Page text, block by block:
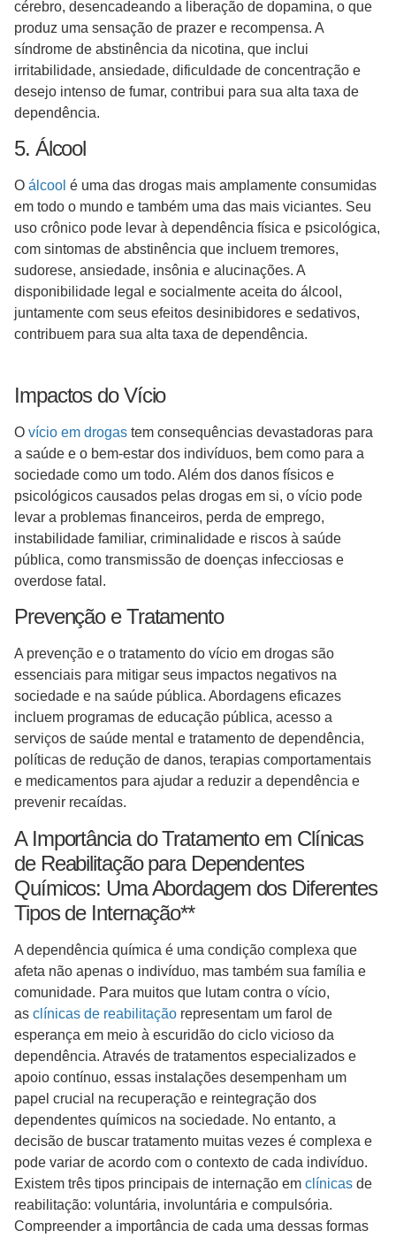
cérebro, desencadeando a liberação de dopamina, o que
produz uma sensação de prazer e recompensa. A
síndrome de abstinência da nicotina, que inclui
irritabilidade, ansiedade, dificuldade de concentração e
desejo intenso de fumar, contribui para sua alta taxa de
dependência.
5. Álcool
O álcool é uma das drogas mais amplamente consumidas
em todo o mundo e também uma das mais viciantes. Seu
uso crônico pode levar à dependência física e psicológica,
com sintomas de abstinência que incluem tremores,
sudorese, ansiedade, insônia e alucinações. A
disponibilidade legal e socialmente aceita do álcool,
juntamente com seus efeitos desinibidores e sedativos,
contribuem para sua alta taxa de dependência.
Impactos do Vício
O vício em drogas tem consequências devastadoras para
a saúde e o bem-estar dos indivíduos, bem como para a
sociedade como um todo. Além dos danos físicos e
psicológicos causados pelas drogas em si, o vício pode
levar a problemas financeiros, perda de emprego,
instabilidade familiar, criminalidade e riscos à saúde
pública, como transmissão de doenças infecciosas e
overdose fatal.
Prevenção e Tratamento
A prevenção e o tratamento do vício em drogas são
essenciais para mitigar seus impactos negativos na
sociedade e na saúde pública. Abordagens eficazes
incluem programas de educação pública, acesso a
serviços de saúde mental e tratamento de dependência,
políticas de redução de danos, terapias comportamentais
e medicamentos para ajudar a reduzir a dependência e
prevenir recaídas.
A Importância do Tratamento em Clínicas
de Reabilitação para Dependentes
Químicos: Uma Abordagem dos Diferentes
Tipos de Internação**
A dependência química é uma condição complexa que
afeta não apenas o indivíduo, mas também sua família e
comunidade. Para muitos que lutam contra o vício,
as clínicas de reabilitação representam um farol de
esperança em meio à escuridão do ciclo vicioso da
dependência. Através de tratamentos especializados e
apoio contínuo, essas instalações desempenham um
papel crucial na recuperação e reintegração dos
dependentes químicos na sociedade. No entanto, a
decisão de buscar tratamento muitas vezes é complexa e
pode variar de acordo com o contexto de cada indivíduo.
Existem três tipos principais de internação em clínicas de
reabilitação: voluntária, involuntária e compulsória.
Compreender a importância de cada uma dessas formas